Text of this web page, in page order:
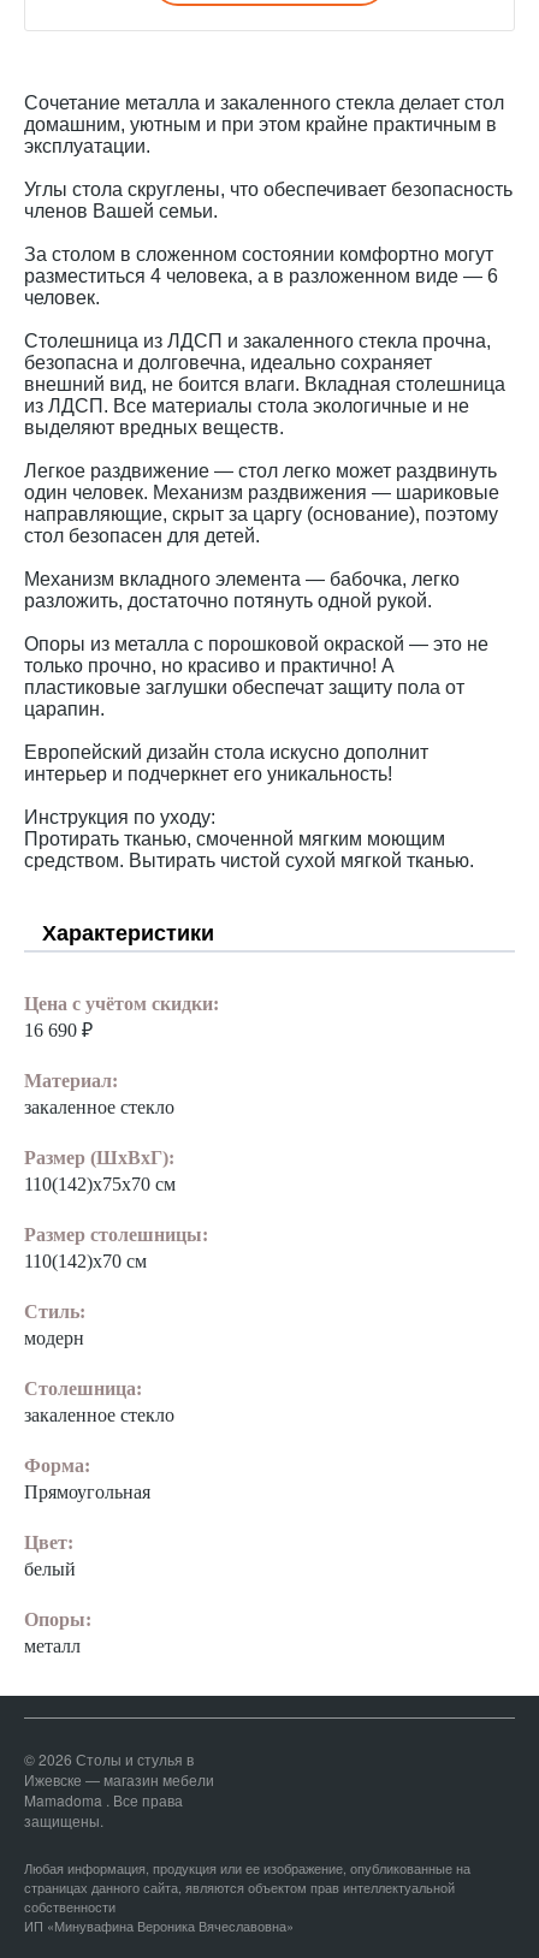
Сочетание металла и закаленного стекла делает стол
домашним, уютным и при этом крайне практичным в
эксплуатации.
Углы стола скруглены, что обеспечивает безопасность
членов Вашей семьи.
За столом в сложенном состоянии комфортно могут
разместиться 4 человека, а в разложенном виде — 6
человек.
Столешница из ЛДСП и закаленного стекла прочна,
безопасна и долговечна, идеально сохраняет
внешний вид, не боится влаги. Вкладная столешница
из ЛДСП. Все материалы стола экологичные и не
выделяют вредных веществ.
Легкое раздвижение — стол легко может раздвинуть
один человек. Механизм раздвижения — шариковые
направляющие, скрыт за царгу (основание), поэтому
стол безопасен для детей.
Механизм вкладного элемента — бабочка, легко
разложить, достаточно потянуть одной рукой.
Опоры из металла с порошковой окраской — это не
только прочно, но красиво и практично! А
пластиковые заглушки обеспечат защиту пола от
царапин.
Европейский дизайн стола искусно дополнит
интерьер и подчеркнет его уникальность!
Инструкция по уходу:
Протирать тканью, смоченной мягким моющим
средством. Вытирать чистой сухой мягкой тканью.
Характеристики
Цена с учётом скидки:
16 690 ₽
Материал:
закаленное стекло
Размер (ШхВхГ):
110(142)x75х70 см
Размер столешницы:
110(142)х70 см
Стиль:
модерн
Столешница:
закаленное стекло
Форма:
Прямоугольная
Цвет:
белый
Опоры:
металл
© 2026 Столы и стулья в
Ижевске — магазин мебели
Mamadoma . Все права
защищены.
Любая информация, продукция или ее изображение, опубликованные на
страницах данного сайта, являются объектом прав интеллектуальной
собственности
ИП «Минувафина Вероника Вячеславовна»